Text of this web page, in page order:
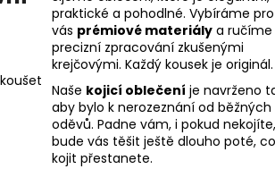
praktické a pohodlné. Vybíráme pro
vás prémiové materiály a ručíme
precizní zpracování zkušenými
krejčovými. Každý kousek je originál.
Naše kojicí oblečení je navrženo
aby bylo k nerozeznání od běžných
oděvů. Padne vám, i pokud
bude vás těšit ještě dlouho poté, co
kojit přestanete.